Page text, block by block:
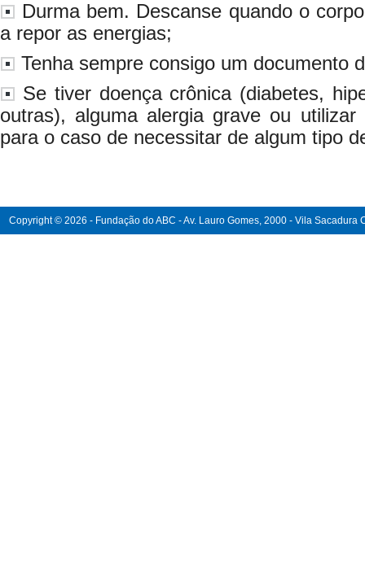
Durma bem. Descanse quando o
a repor as energias;
Tenha sempre consigo um documento
Se tiver doença crônica (diabetes,
outras), alguma alergia grave ou
para o caso de necessitar de algum tipo
Copyright © 2026 - Fundação do ABC - Av. Lauro Gomes, 2000 - Vila